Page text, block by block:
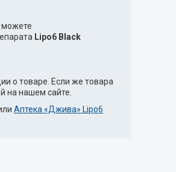
Lipo6 Black
о товаре. Если же товара
на нашем сайте.
Аптека «Джива» Lipo6